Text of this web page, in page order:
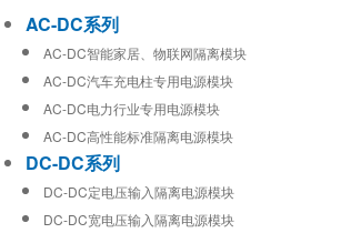
AC-DC系列
AC-DC智能家居、物联网隔离模块
AC-DC汽车充电柱专用电源模块
AC-DC电力行业专用电源模块
AC-DC高性能标准隔离电源模块
DC-DC系列
DC-DC定电压输入隔离电源模块
DC-DC宽电压输入隔离电源模块